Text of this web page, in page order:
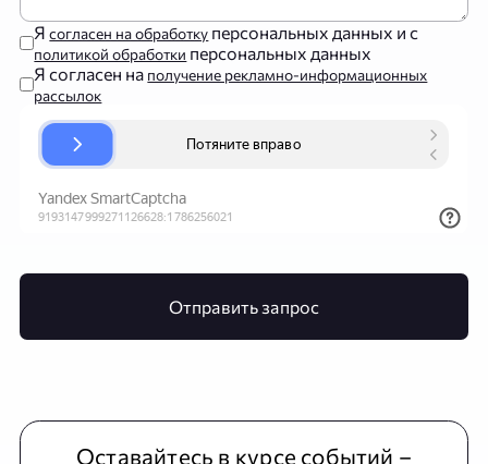
Ясогласен на обработку персональных данных и с
политикой обработки персональных данных
Я согласен на получение рекламно-информационных
рассылок
Отправить запрос
Оставайтесь в курсе событий –